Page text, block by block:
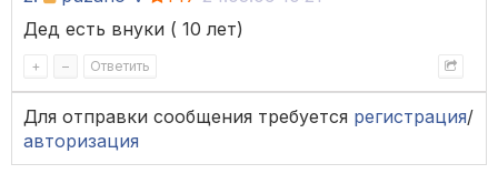
Дед есть внуки ( 10 лет)
+ – Ответить
Для отправки сообщения требуется регистрация/
авторизация